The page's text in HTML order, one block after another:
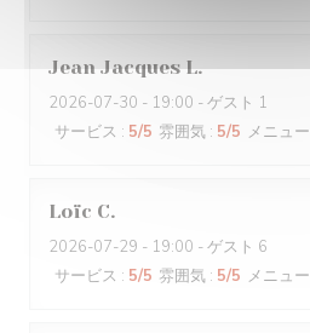
Jean Jacques L
2026-07-30 - 19:00 - ゲスト 1
サービス : 5/5 雰囲気 : 5/5 メニュー
Loïc C
2026-07-29 - 19:00 - ゲスト 6
サービス : 5/5 雰囲気 : 5/5 メニュー